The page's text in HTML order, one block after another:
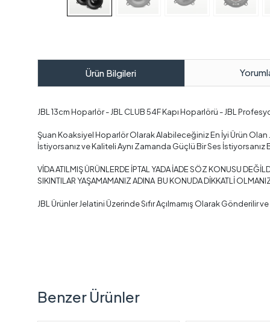
Ürün Bilgileri
JBL 13cm Hoparlör - JBL CLUB 54F Kapı Hoparlörü - JBL
Şuan Koaksiyel Hoparlör Olarak Alabileceğiniz En İyi Ürün Olan
İstiyorsanız ve Kaliteli Aynı Zamanda Güçlü Bir Ses İstiyorsanız
VİDA ATILMIŞ ÜRÜNLERDE İPTAL YADA İADE SÖZ KONUSU
SIKINTILAR YAŞAMAMANIZ ADINA BU KONUDA DİKKATLİ
JBL Ürünler Jelatini Üzerinde Sıfır Açılmamış Olarak
Benzer Ürünler